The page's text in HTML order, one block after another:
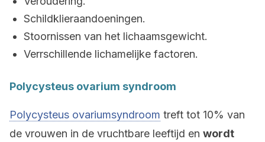
Schildklieraandoeningen.
Stoornissen van het lichaamsgewicht.
Verrschillende lichamelijke factoren.
Polycysteus ovarium syndroom
Polycysteus ovariumsyndroom treft tot 10% van
de vrouwen in de vruchtbare leeftijd en wordt